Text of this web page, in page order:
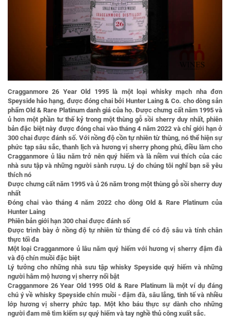
Cragganmore 26 Year Old 1995
là một loại whisky mạch nha đơn
Speyside hảo hạng, được đóng chai bởi Hunter Laing & Co. cho dòng sản
phẩm Old & Rare Platinum danh giá của họ. Được chưng cất năm 1995 và
ủ hơn một phần tư thế kỷ trong một thùng gỗ sồi sherry duy nhất, phiên
bản đặc biệt này được đóng chai vào tháng 4 năm 2022 và chỉ giới hạn ở
300 chai được đánh số. Với nồng độ cồn tự nhiên từ thùng, nó thể hiện sự
phức tạp sâu sắc, thanh lịch và hương vị sherry phong phú, điều làm cho
Cragganmore ủ lâu năm trở nên quý hiếm và là niềm vui thích của các
nhà sưu tập và những người sành rượu. Lý do chúng tôi nghĩ bạn sẽ yêu
thích nó
Được chưng cất năm 1995 và ủ 26 năm trong một thùng gỗ sồi sherry duy
nhất
Đóng chai vào tháng 4 năm 2022 cho dòng Old & Rare Platinum của
Hunter Laing
Phiên bản giới hạn 300 chai được đánh số
Được trình bày ở nồng độ tự nhiên từ thùng để có độ sâu và tính chân
thực tối đa
Một loại Cragganmore ủ lâu năm quý hiếm với hương vị sherry đậm đà
và độ chín muồi đặc biệt
Lý tưởng cho những nhà sưu tập whisky Speyside quý hiếm và những
người hâm mộ hương vị sherry nổi bật
Cragganmore 26 Year Old 1995 Old & Rare Platinumlà một ví dụ đáng
chú ý về whisky Speyside chín muồi - đậm đà, sâu lắng, tinh tế và nhiều
lớp hương vị sherry phức tạp. Một kho báu thực sự dành cho những
người đam mê tìm kiếm sự quý hiếm và tay nghề thủ công xuất sắc.